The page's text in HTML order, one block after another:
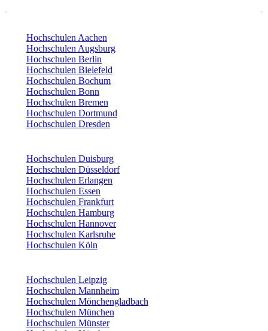
Hochschulen Aachen
Hochschulen Augsburg
Hochschulen Berlin
Hochschulen Bielefeld
Hochschulen Bochum
Hochschulen Bonn
Hochschulen Bremen
Hochschulen Dortmund
Hochschulen Dresden
Hochschulen Duisburg
Hochschulen Düsseldorf
Hochschulen Erlangen
Hochschulen Essen
Hochschulen Frankfurt
Hochschulen Hamburg
Hochschulen Hannover
Hochschulen Karlsruhe
Hochschulen Köln
Hochschulen Leipzig
Hochschulen Mannheim
Hochschulen Mönchengladbach
Hochschulen München
Hochschulen Münster